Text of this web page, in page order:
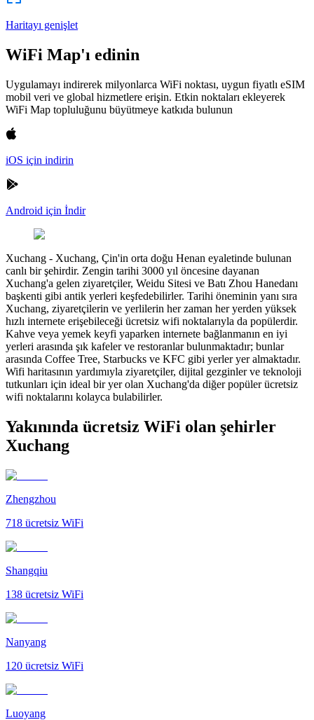
Haritayı genişlet
WiFi Map'ı edinin
Uygulamayı indirerek milyonlarca WiFi noktası, uygun fiyatlı eSIM
mobil veri ve global hizmetlere erişin. Etkin noktaları ekleyerek
WiFi Map topluluğunu büyütmeye katkıda bulunun
iOS için indirin
Android için İndir
Xuchang - Xuchang, Çin'in orta doğu Henan eyaletinde bulunan
canlı bir şehirdir. Zengin tarihi 3000 yıl öncesine dayanan
Xuchang'a gelen ziyaretçiler, Weidu Sitesi ve Batı Zhou Hanedanı
başkenti gibi antik yerleri keşfedebilirler. Tarihi öneminin yanı sıra
Xuchang, ziyaretçilerin ve yerlilerin her zaman her yerden yüksek
hızlı internete erişebileceği ücretsiz wifi noktalarıyla da popülerdir.
Kahve veya yemek keyfi yaparken internete bağlanmanın en iyi
yerleri arasında şık kafeler ve restoranlar bulunmaktadır; bunlar
arasında Coffee Tree, Starbucks ve KFC gibi yerler yer almaktadır.
Wifi haritasının yardımıyla ziyaretçiler, dijital gezginler ve teknoloji
tutkunları için ideal bir yer olan Xuchang'da diğer popüler ücretsiz
wifi noktalarını kolayca bulabilirler.
Yakınında ücretsiz WiFi olan şehirler
Xuchang
Zhengzhou
718 ücretsiz WiFi
Shangqiu
138 ücretsiz WiFi
Nanyang
120 ücretsiz WiFi
Luoyang